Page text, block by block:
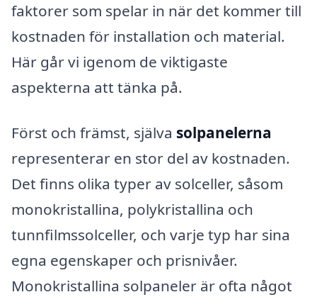
faktorer som spelar in när det kommer till
kostnaden för installation och material.
Här går vi igenom de viktigaste
aspekterna att tänka på.
Först och främst, själva solpanelerna
representerar en stor del av kostnaden.
Det finns olika typer av solceller, såsom
monokristallina, polykristallina och
tunnfilmssolceller, och varje typ har sina
egna egenskaper och prisnivåer.
Monokristallina solpaneler är ofta något